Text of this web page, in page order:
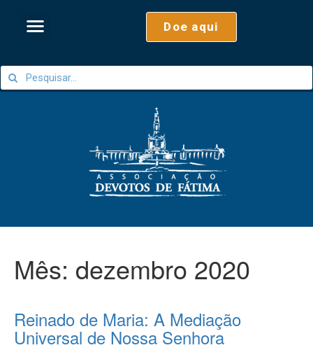
Doe aqui
Mês: dezembro 2020
Reinado de Maria: A Mediação
Universal de Nossa Senhora